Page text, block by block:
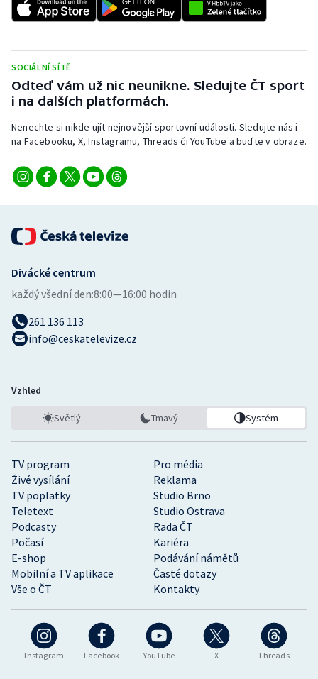
Sportovní střelba
Stolní tenis
Triatlon
Veslování
Volejbal
SOCIÁLNÍ SÍTĚ
Odteď vám už nic neunikne. Sledujte ČT sport
i na dalších platformách.
Nenechte si nikde ujít nejnovější sportovní události. Sledujte nás i
na Facebooku, X, Instagramu, Threads či YouTube a buďte v obraze.
Instagram Facebook YouTube X Threads
TV program
Pro média
Živé vysílání
Reklama
TV poplatky
Studio Brno
Teletext
Studio Ostrava
Podcasty
Rada ČT
Počasí
Kariéra
E-shop
Podávání námětů
Mobilní a TV aplikace
Časté dotazy
Vše o ČT
Kontakty
Divácké centrum
každý všední den:8:00—16:00 hodin
261 136 113
info@ceskatelevize.cz
Vzhled
Světlý Tmavý Systém